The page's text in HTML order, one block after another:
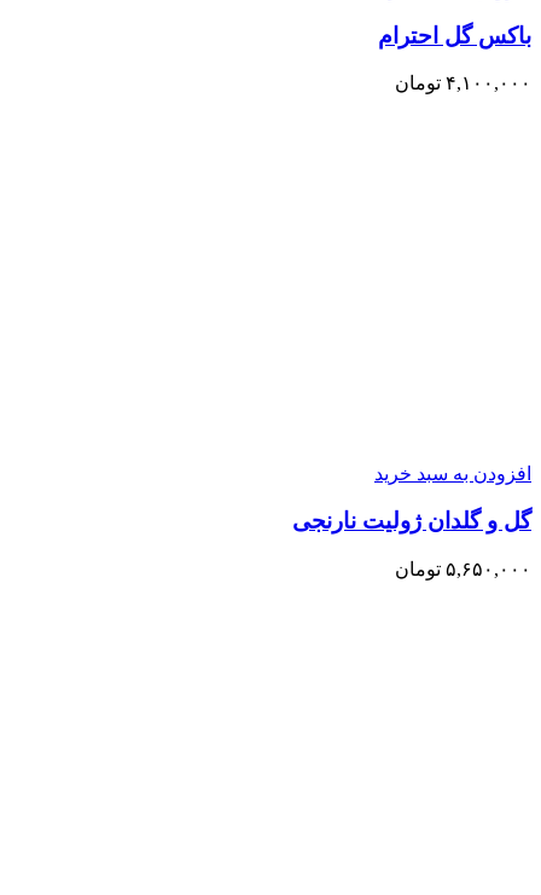
باکس گل احترام
۴,۱۰۰,۰۰۰ تومان
افزودن به سبد خرید
گل و گلدان ژولیت نارنجی
۵,۶۵۰,۰۰۰ تومان